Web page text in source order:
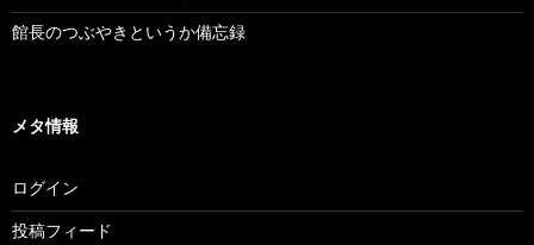
館長のつぶやきというか備忘録
メタ情報
ログイン
投稿フィード